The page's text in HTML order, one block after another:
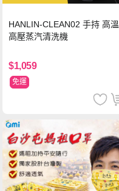
HANLIN-CLEAN02 手持 高溫
高壓蒸汽清洗機
$1,059
免運